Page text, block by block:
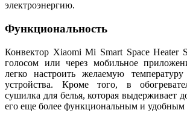
электроэнергию.
Функциональность
Конвектор Xiaomi Mi Smart Space Heater
голосом или через мобильное
легко настроить желаемую
устройства. Кроме того, в
сушилка для белья, которая выдерживает
его еще более функциональным и удобным